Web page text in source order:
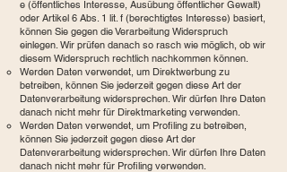
e (öffentliches Interesse, Ausübung öffentlicher Gewalt)
oder Artikel 6 Abs. 1 lit. f (berechtigtes Interesse) basiert,
können Sie gegen die Verarbeitung Widerspruch
einlegen. Wir prüfen danach so rasch wie möglich, ob wir
diesem Widerspruch rechtlich nachkommen können.
Werden Daten verwendet, um Direktwerbung zu
betreiben, können Sie jederzeit gegen diese Art der
Datenverarbeitung widersprechen. Wir dürfen Ihre Daten
danach nicht mehr für Direktmarketing verwenden.
Werden Daten verwendet, um Profiling zu betreiben,
können Sie jederzeit gegen diese Art der
Datenverarbeitung widersprechen. Wir dürfen Ihre Daten
danach nicht mehr für Profiling verwenden.